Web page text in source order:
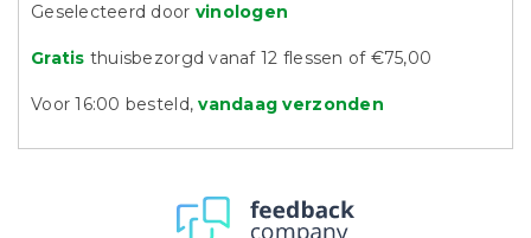
Geselecteerd door vinologen
Gratis thuisbezorgd vanaf 12 flessen of €75,00
Voor 16:00 besteld,vandaag verzonden